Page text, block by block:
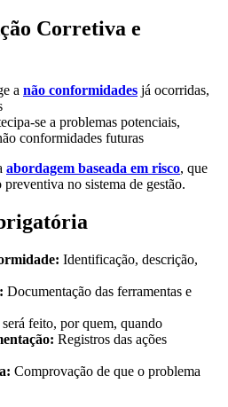
Corretiva e
a não conformidades já ocorridas,
se a problemas potenciais,
conformidades futuras
abordagem baseada em risco, que
no sistema de gestão.
Identificação, descrição,
Documentação das ferramentas e
feito, por quem, quando
Registros das ações
Comprovação de que o problema